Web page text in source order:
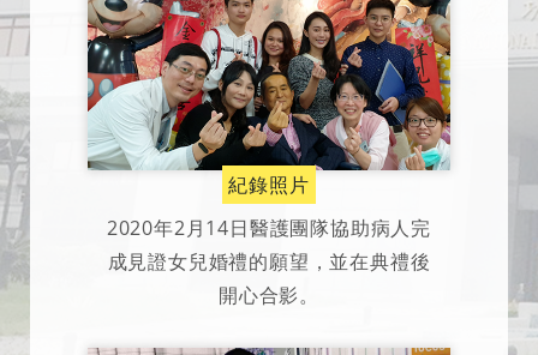
紀錄照片
2020年2月14日醫護團隊協助病人完
成見證女兒婚禮的願望，並在典禮後
開心合影。